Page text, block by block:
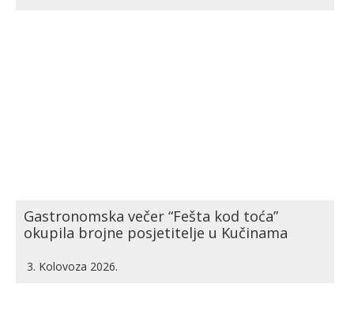
Gastronomska večer “Fešta kod toća”
okupila brojne posjetitelje u Kučinama
3. Kolovoza 2026.